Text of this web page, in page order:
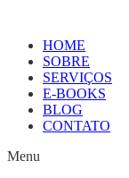
HOME
SOBRE
SERVIÇOS
E-BOOKS
BLOG
CONTATO
Menu